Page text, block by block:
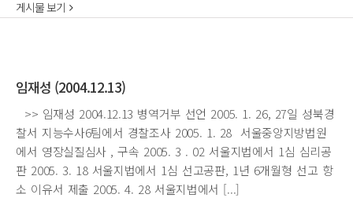
게시물 보기
임재성 (2004.12.13)
>> 임재성 2004.12.13 병역거부 선언 2005. 1. 26, 27일 성북경
찰서 지능수사6팀에서 경찰조사 2005. 1. 28 서울중앙지방법원
에서 영장실질심사 , 구속 2005. 3 . 02 서울지법에서 1심 심리공
판 2005. 3. 18 서울지법에서 1심 선고공판, 1년 6개월형 선고 항
소 이유서 제출 2005. 4. 28 서울지법에서 [...]